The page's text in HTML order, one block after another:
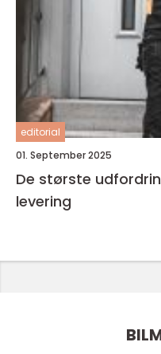
editorial
01. September 2025
De største
levering